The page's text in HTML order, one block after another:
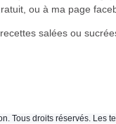
, ou à ma page
salées ou
Tous droits réservés. Les